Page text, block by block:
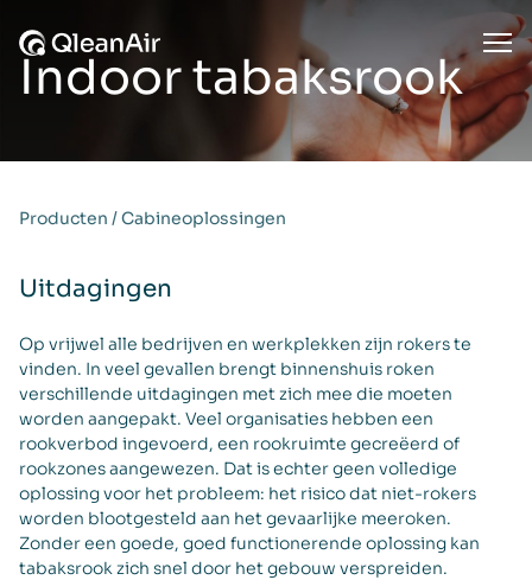
Indoor tabaksrook
Producten /Cabineoplossingen
Uitdagingen
Op vrijwel alle bedrijven en werkplekken zijn rokers te
vinden. In veel gevallen brengt binnenshuis roken
verschillende uitdagingen met zich mee die moeten
worden aangepakt. Veel organisaties hebben een
rookverbod ingevoerd, een rookruimte gecreëerd of
rookzones aangewezen. Dat is echter geen volledige
oplossing voor het probleem: het risico dat niet-rokers
worden blootgesteld aan het gevaarlijke meeroken.
Zonder een goede, goed functionerende oplossing kan
tabaksrook zich snel door het gebouw verspreiden.